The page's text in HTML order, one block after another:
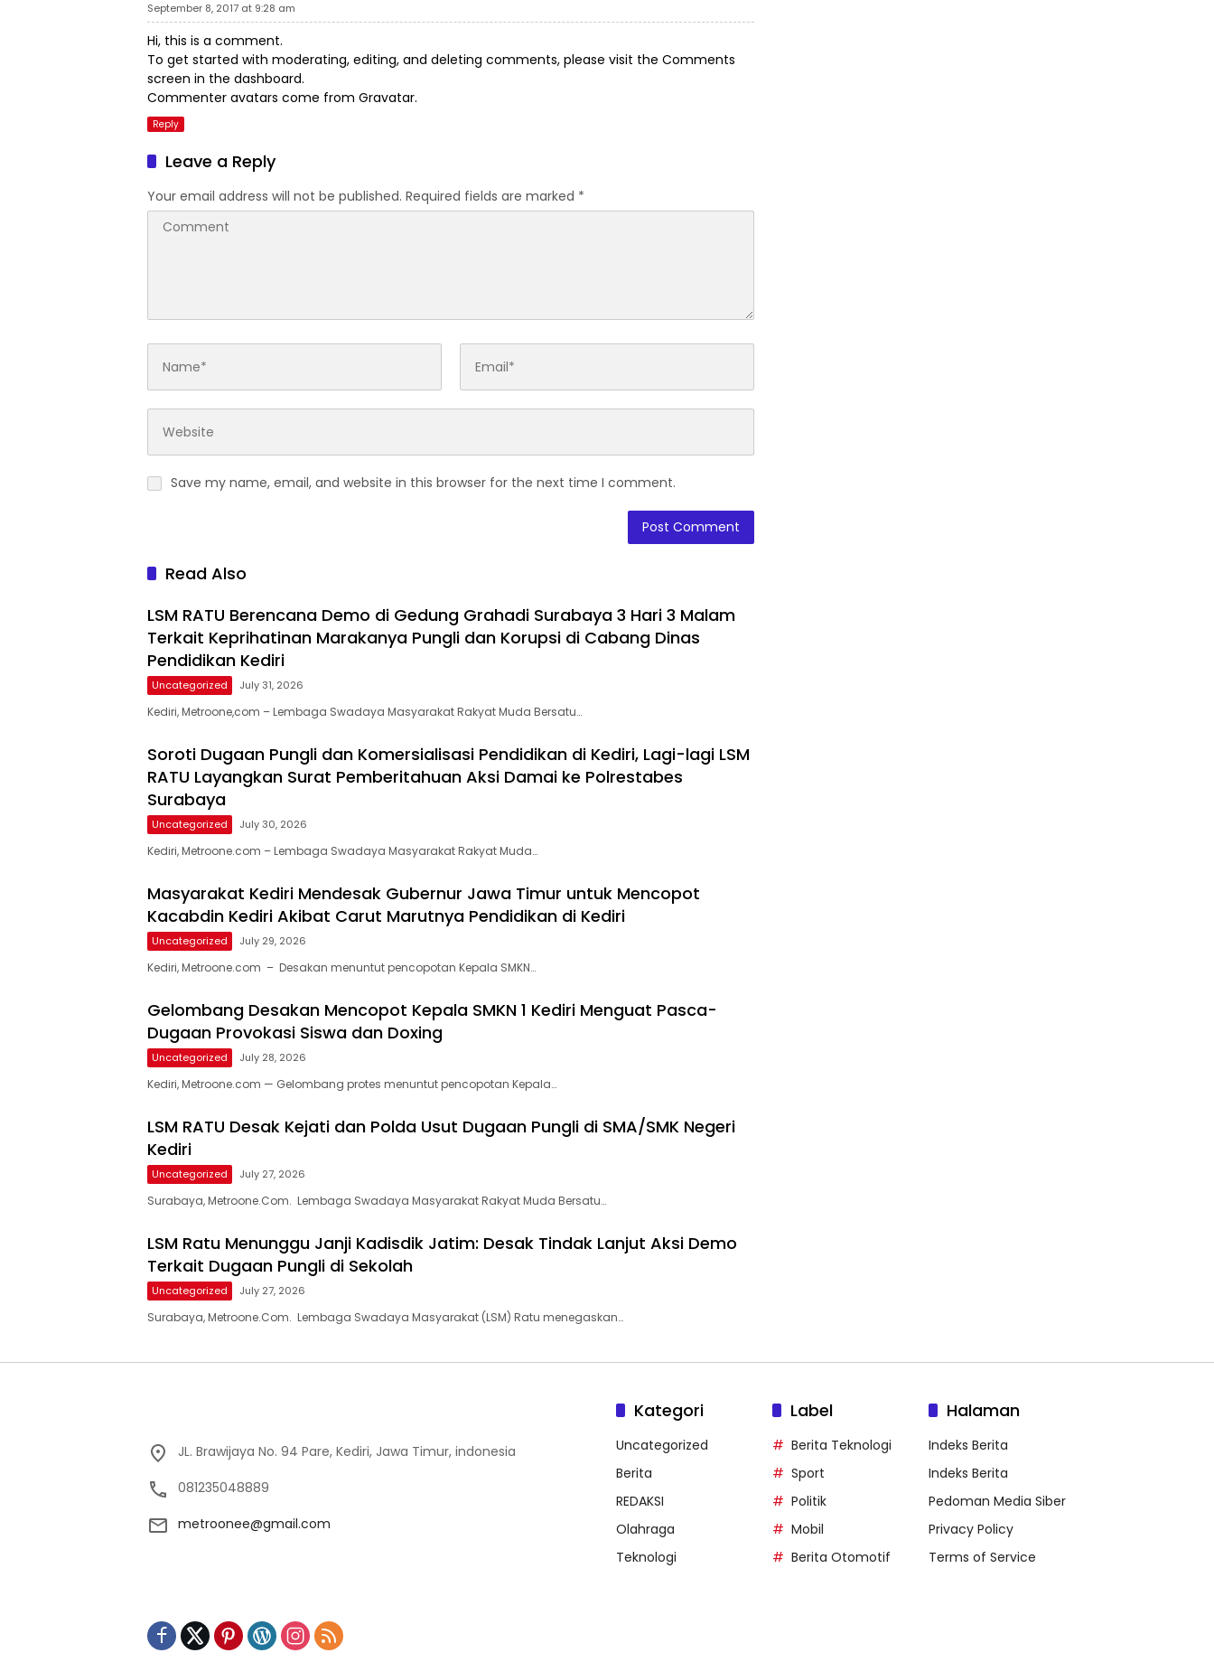
September 8, 2017 at 9:28 am
Hi, this is a comment.
To get started with moderating, editing, and deleting comments, please visit the Comments
screen in the dashboard.
Commenter avatars come from Gravatar.
Reply
Leave a Reply
Your email address will not be published. Required fields are marked *
Save my name, email, and website in this browser for the next time I comment.
Read Also
LSM RATU Berencana Demo di Gedung Grahadi Surabaya 3 Hari 3 Malam
Terkait Keprihatinan Marakanya Pungli dan Korupsi di Cabang Dinas
Pendidikan Kediri
Uncategorized July 31, 2026
​Kediri, Metroone,com – Lembaga Swadaya Masyarakat Rakyat Muda Bersatu…
Soroti Dugaan Pungli dan Komersialisasi Pendidikan di Kediri, Lagi-lagi LSM
RATU Layangkan Surat Pemberitahuan Aksi Damai ke Polrestabes
Surabaya
Uncategorized July 30, 2026
Kediri, Metroone.com – Lembaga Swadaya Masyarakat Rakyat Muda…
Masyarakat Kediri Mendesak Gubernur Jawa Timur untuk Mencopot
Kacabdin Kediri Akibat Carut Marutnya Pendidikan di Kediri
Uncategorized July 29, 2026
Kediri, Metroone.com – Desakan menuntut pencopotan Kepala SMKN…
Gelombang Desakan Mencopot Kepala SMKN 1 Kediri Menguat Pasca-
Dugaan Provokasi Siswa dan Doxing
Uncategorized July 28, 2026
Kediri, Metroone.com — Gelombang protes menuntut pencopotan Kepala…
LSM RATU Desak Kejati dan Polda Usut Dugaan Pungli di SMA/SMK Negeri
Kediri
Uncategorized July 27, 2026
Surabaya, Metroone.Com. Lembaga Swadaya Masyarakat Rakyat Muda Bersatu…
LSM Ratu Menunggu Janji Kadisdik Jatim: Desak Tindak Lanjut Aksi Demo
Terkait Dugaan Pungli di Sekolah
Uncategorized July 27, 2026
Surabaya, Metroone.Com. Lembaga Swadaya Masyarakat (LSM) Ratu menegaskan…
JL. Brawijaya No. 94 Pare, Kediri, Jawa Timur, indonesia
081235048889
metroonee@gmail.com
Kategori
Uncategorized
Berita
REDAKSI
Olahraga
Teknologi
Label
Berita Teknologi
Sport
Politik
Mobil
Berita Otomotif
Halaman
Indeks Berita
Indeks Berita
Pedoman Media Siber
Privacy Policy
Terms of Service